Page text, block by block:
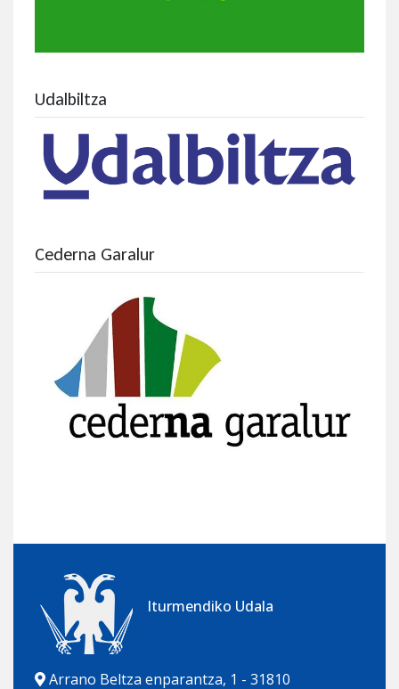
Udalbiltza
Cederna Garalur
Iturmendiko Udala
Arrano Beltza enparantza, 1 - 31810